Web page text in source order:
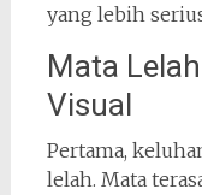
yang lebih
Mata
Visual
Pertama,
lelah. Mata